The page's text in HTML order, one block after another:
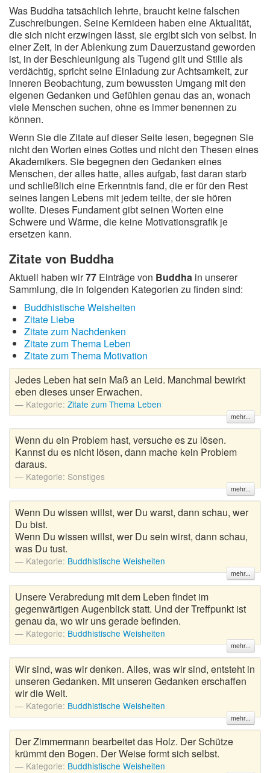
Was Buddha tatsächlich lehrte, braucht keine falschen
Zuschreibungen. Seine Kernideen haben eine Aktualität,
die sich nicht erzwingen lässt, sie ergibt sich von selbst. In
einer Zeit, in der Ablenkung zum Dauerzustand geworden
ist, in der Beschleunigung als Tugend gilt und Stille als
verdächtig, spricht seine Einladung zur Achtsamkeit, zur
inneren Beobachtung, zum bewussten Umgang mit den
eigenen Gedanken und Gefühlen genau das an, wonach
viele Menschen suchen, ohne es immer benennen zu
können.
Wenn Sie die Zitate auf dieser Seite lesen, begegnen Sie
nicht den Worten eines Gottes und nicht den Thesen eines
Akademikers. Sie begegnen den Gedanken eines
Menschen, der alles hatte, alles aufgab, fast daran starb
und schließlich eine Erkenntnis fand, die er für den Rest
seines langen Lebens mit jedem teilte, der sie hören
wollte. Dieses Fundament gibt seinen Worten eine
Schwere und Wärme, die keine Motivationsgrafik je
ersetzen kann.
Zitate von Buddha
Aktuell haben wir77 Einträge von Buddha in unserer
Sammlung, die in folgenden Kategorien zu finden sind:
Buddhistische Weisheiten
Zitate Liebe
Zitate zum Nachdenken
Zitate zum Thema Leben
Zitate zum Thema Motivation
Jedes Leben hat sein Maß an Leid. Manchmal bewirkt
eben dieses unser Erwachen.
Kategorie: Zitate zum Thema Leben
mehr...
Wenn du ein Problem hast, versuche es zu lösen.
Kannst du es nicht lösen, dann mache kein Problem
daraus.
Kategorie: Sonstiges
mehr...
Wenn Du wissen willst, wer Du warst, dann schau, wer
Du bist.
Wenn Du wissen willst, wer Du sein wirst, dann schau,
was Du tust.
Kategorie: Buddhistische Weisheiten
mehr...
Unsere Verabredung mit dem Leben findet im
gegenwärtigen Augenblick statt. Und der Treffpunkt ist
genau da, wo wir uns gerade befinden.
Kategorie: Buddhistische Weisheiten
mehr...
Wir sind, was wir denken. Alles, was wir sind, entsteht in
unseren Gedanken. Mit unseren Gedanken erschaffen
wir die Welt.
Kategorie: Buddhistische Weisheiten
mehr...
Der Zimmermann bearbeitet das Holz. Der Schütze
krümmt den Bogen. Der Weise formt sich selbst.
Kategorie: Buddhistische Weisheiten